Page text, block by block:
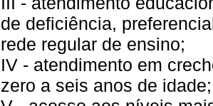
de deficiência,
rede regular de ensino;
IV - atendimento em
zero a seis anos de idade;